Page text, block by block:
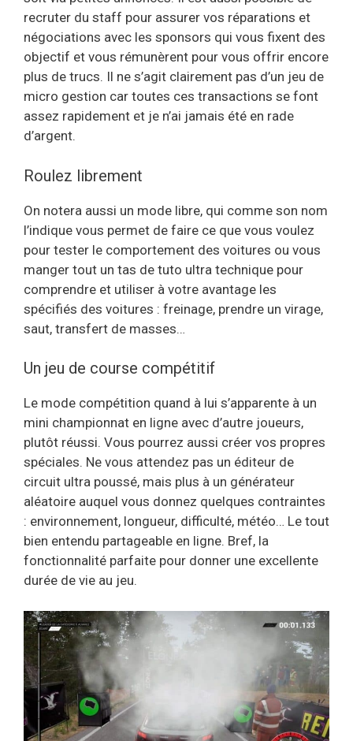
recruter du staff pour assurer vos réparations et
négociations avec les sponsors qui vous fixent des
objectif et vous rémunèrent pour vous offrir encore
plus de trucs. Il ne s’agit clairement pas d’un jeu de
micro gestion car toutes ces transactions se font
assez rapidement et je n’ai jamais été en rade
d’argent.
Roulez librement
On notera aussi un mode libre, qui comme son nom
l’indique vous permet de faire ce que vous voulez
pour tester le comportement des voitures ou vous
manger tout un tas de tuto ultra technique pour
comprendre et utiliser à votre avantage les
spécifiés des voitures : freinage, prendre un virage,
saut, transfert de masses…
Un jeu de course compétitif
Le mode compétition quand à lui s’apparente à un
mini championnat en ligne avec d’autre joueurs,
plutôt réussi. Vous pourrez aussi créer vos propres
spéciales. Ne vous attendez pas un éditeur de
circuit ultra poussé, mais plus à un générateur
aléatoire auquel vous donnez quelques contraintes
: environnement, longueur, difficulté, météo… Le tout
bien entendu partageable en ligne. Bref, la
fonctionnalité parfaite pour donner une excellente
durée de vie au jeu.